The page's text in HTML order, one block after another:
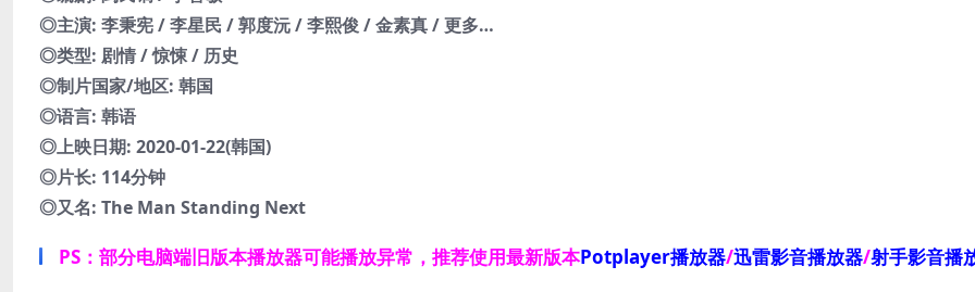
◎主演: 李秉宪 / 李星民 / 郭度沅 / 李熙俊 / 金素真 / 更多…
◎类型: 剧情 / 惊悚 / 历史
◎制片国家/地区: 韩国
◎语言: 韩语
◎上映日期: 2020-01-22(韩国)
◎片长: 114分钟
◎又名: The Man Standing Next
PS：部分电脑端旧版本播放器可能播放异常，推荐使用最新版本Potplayer播放器/迅雷影音播放器/射手影音播